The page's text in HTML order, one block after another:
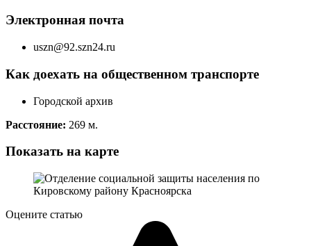
Электронная почта
uszn@92.szn24.ru
Как доехать на общественном транспорте
Городской архив
Расстояние: 269 м.
Показать на карте
Оцените статью